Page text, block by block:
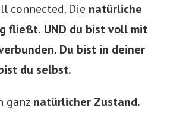
connected. Die natürliche
fließt. UND du bist voll mit
Du bist in deiner
du selbst.
ganz natürlicher Zustand.